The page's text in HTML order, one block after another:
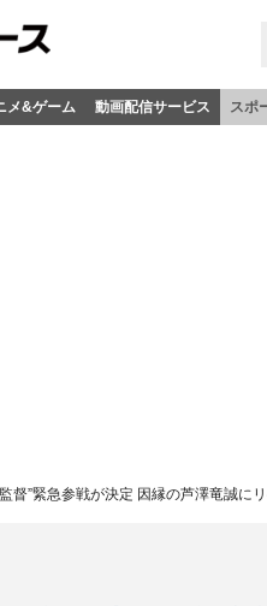
メ&ゲーム 動画配信サービス スポ
督”緊急参戦が決定 因縁の芦澤竜誠に